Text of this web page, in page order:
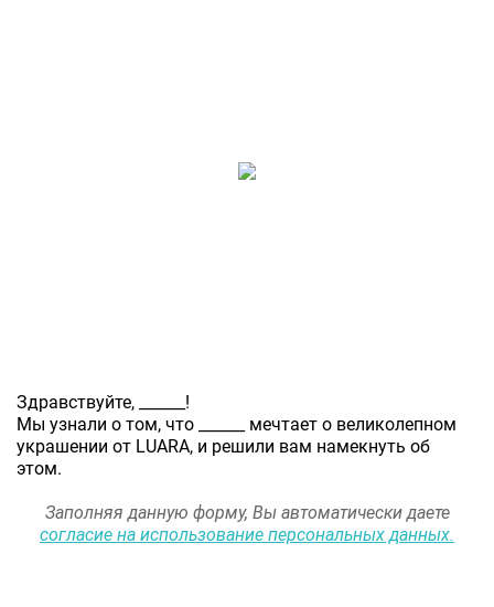
Здравствуйте,
!
Мы узнали о том, что
мечтает о великолепном
украшении от LUARA, и решили вам намекнуть об
этом.
Заполняя данную форму, Вы автоматически даете
согласие на использование персональных данных.